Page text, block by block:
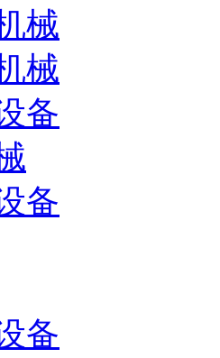
械
械
备
备
备